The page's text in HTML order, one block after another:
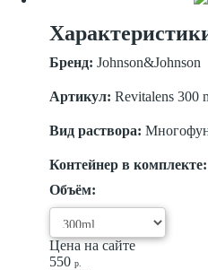
Бренд: Johnson&Johnson
Артикул: Revitalens 300
Вид раствора:
Контейнер в комплекте:
Объём:
Цена на сайте
550 р.